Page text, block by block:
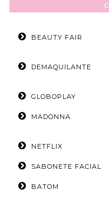
BEAUTY FAIR
DEMAQUILANTE
GLOBOPLAY
MADONNA
NETFLIX
SABONETE FACIAL
BATOM